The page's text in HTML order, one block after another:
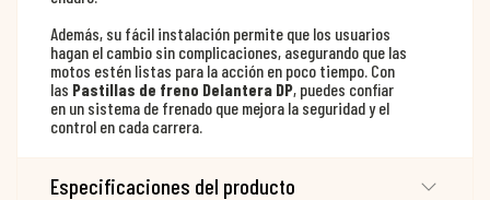
Además, su fácil instalación permite que los usuarios
hagan el cambio sin complicaciones, asegurando que las
motos estén listas para la acción en poco tiempo. Con
las Pastillas de freno Delantera DP, puedes confiar
en un sistema de frenado que mejora la seguridad y el
control en cada carrera.
Especificaciones del producto